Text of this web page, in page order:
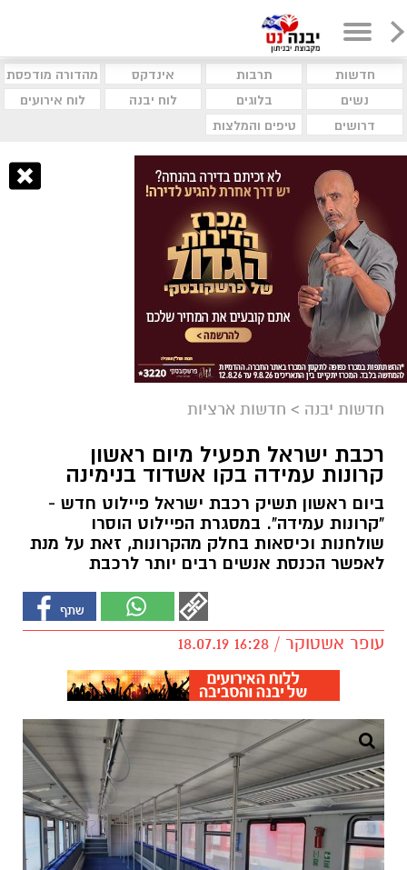
חדשות תרבות אינדקס
מהדורה מודפסת
נשים
בלוגים לוח יבנה
לוח אירועים
דרושים
טיפים והמלצות
חדשות יבנה > חדשות ארציות
רכבת ישראל תפעיל מיום ראשון
קרונות עמידה בקו אשדוד בנימינה
ביום ראשון תשיק רכבת ישראל פיילוט חדש -
"קרונות עמידה". במסגרת הפיילוט הוסרו
שולחנות וכיסאות בחלק מהקרונות, זאת על מנת
לאפשר הכנסת אנשים רבים יותר לרכבת
עופר אשטוקר / 16:28 18.07.19